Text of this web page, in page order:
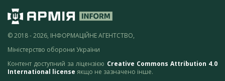
© 2018 - 2026, ІНФОРМАЦІЙНЕ АГЕНТСТВО,
Міністерство оборони України
Контент доступний за ліцензією Creative Commons Attribution 4.0
International license якщо не зазначено інше.